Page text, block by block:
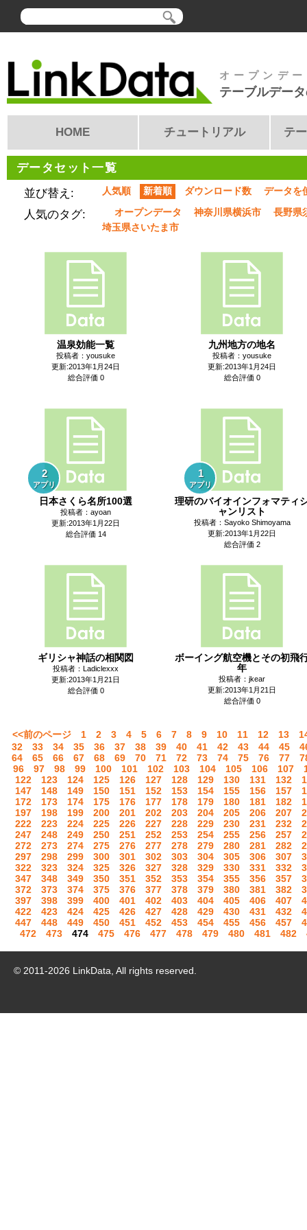
オープンデ
テーブルデー
HOME チュートリアル テ
データセット一覧
並び替え:
人気順 新着順 ダウンロード数 データを
人気のタグ: オープンデータ 神奈川県横浜市
長野県
埼玉県さいたま市
温泉効能一覧
投稿者：yousuke
更新:2013年1月24日
総合評価 0
九州地方の地名
投稿者：yousuke
更新:2013年1月24日
総合評価 0
2
アプリ
日本さくら名所100選
投稿者：ayoan
更新:2013年1月22日
総合評価 14
1
アプリ
理研のバイオインフォマティ
ャンリスト
投稿者：Sayoko Shimoyama
更新:2013年1月22日
総合評価 2
ギリシャ神話の相関図
投稿者：Ladiclexxx
更新:2013年1月21日
総合評価 0
ボーイング航空機とその初飛
年
投稿者：jkear
更新:2013年1月21日
総合評価 0
<<前のページ 1 2 3 4 5 6 7 8 9 10 11 12 13
32
33 34 35 36 37 38 39 40 41 42 43 44 45
64
65 66 67 68 69 70 71 72 73 74 75 76 77
96
97 98 99 100 101 102 103 104 105 106 107
122
123 124 125 126 127 128 129 130 131 132
147
148 149 150 151 152 153 154 155 156 157
172
173 174 175 176 177 178 179 180 181 182
197
198 199 200 201 202 203 204 205 206 207
222
223 224 225 226 227 228 229 230 231 232
247
248 249 250 251 252 253 254 255 256 257
272
273 274 275 276 277 278 279 280 281 282
297
298 299 300 301 302 303 304 305 306 307
322
323 324 325 326 327 328 329 330 331 332
347
348 349 350 351 352 353 354 355 356 357
372
373 374 375 376 377 378 379 380 381 382
397
398 399 400 401 402 403 404 405 406 407
422
423 424 425 426 427 428 429 430 431 432
447
448 449 450 451 452 453 454 455 456 457
472
473 474 475 476 477 478 479 480 481 482
© 2011-2026 LinkData, All rights reserved.